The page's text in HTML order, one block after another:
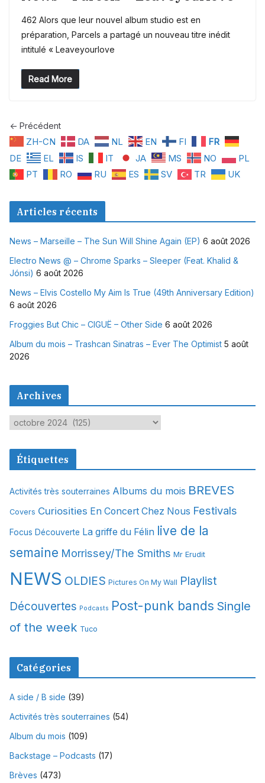
462 Alors que leur nouvel album studio est en
préparation, Parcels a partagé un nouveau titre inédit
intitulé « Leaveyourlove
Read More
← Précédent
ZH-CN DA NL EN FI
FR
DE
EL IS IT JA MS NO
PL
PT
RO RU ES SV TR UK
Articles récents
News – Marseille – The Sun Will Shine Again (EP) 6 août 2026
Electro News @ – Chrome Sparks – Sleeper (Feat. Khalid &
Jónsi) 6 août 2026
News – Elvis Costello My Aim Is True (49th Anniversary Edition)
6 août 2026
Froggies But Chic – CIGUË – Other Side 6 août 2026
Album du mois – Trashcan Sinatras – Ever The Optimist 5 août
2026
Archives
c
v
e
Étiquettes
Activités très souterraines Albums du mois BREVES
Covers Curiosities En Concert Chez Nous Festivals
Focus Découverte La griffe du Félin live de la
semaine Morrissey/The Smiths Mr Erudit
NEWS OLDIES Pictures On My Wall Playlist
Découvertes Podcasts Post-punk bands Single
of the week Tuco
Catégories
A side / B side (39)
Activités très souterraines (54)
Album du mois (109)
Backstage – Podcasts (17)
Brèves (473)